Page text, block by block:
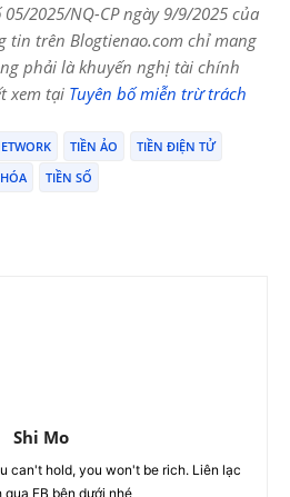
2025/NQ-CP ngày 9/9/2025 của
tin trên Blogtienao.com chỉ mang
phải là khuyến nghị tài chính
xem tại Tuyên bố miễn trừ trách
TIỀN ẢO
TIỀN ĐIỆN TỬ
TIỀN SỐ
Shi Mo
can't hold, you won't be rich. Liên lạc
qua FB bên dưới nhé